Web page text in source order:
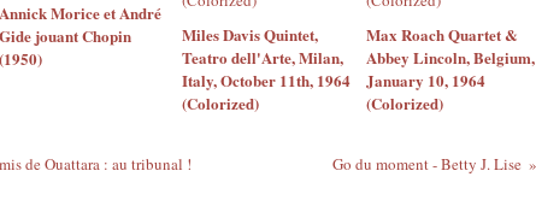
Annick Morice et André
Gide jouant Chopin
(1950)
Miles Davis Quintet,
Teatro dell'Arte, Milan,
Italy, October 11th, 1964
(Colorized)
Max Roach Quartet &
Abbey Lincoln, Belgium,
January 10, 1964
(Colorized)
de Ouattara : au tribunal ! Go du moment - Betty J. Lise